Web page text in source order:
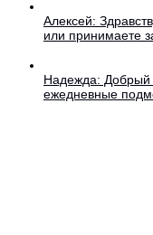
Алексей:
или принимаете
Надежда: Добрый
ежедневные